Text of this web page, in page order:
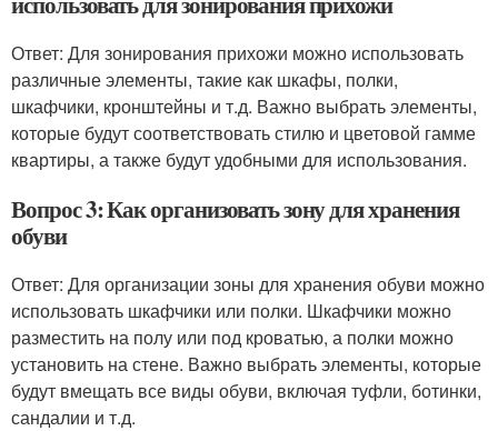
Ответ: Для зонирования прихожи можно использовать
различные элементы, такие как шкафы, полки,
шкафчики, кронштейны и т.д. Важно выбрать элементы,
которые будут соответствовать стилю и цветовой гамме
квартиры, а также будут удобными для использования.
Вопрос 3: Как организовать зону для хранения
обуви
Ответ: Для организации зоны для хранения обуви можно
использовать шкафчики или полки. Шкафчики можно
разместить на полу или под кроватью, а полки можно
установить на стене. Важно выбрать элементы, которые
будут вмещать все виды обуви, включая туфли, ботинки,
сандалии и т.д.